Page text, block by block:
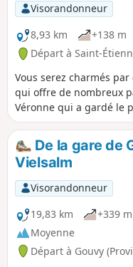
Visorandonneur
8,93 km
+138 m
Départ à Saint-
Vous serez charmés
qui offre de nombreux
Véronne qui a gardé le
encloses de haies et de
plantés d'arbres parfois
Véronne (affluent de la
fois, nous sommes
De la gare de
Vielsalm
Visorandonneur
19,83 km
+339 m
Moyenne
Départ à Gouvy